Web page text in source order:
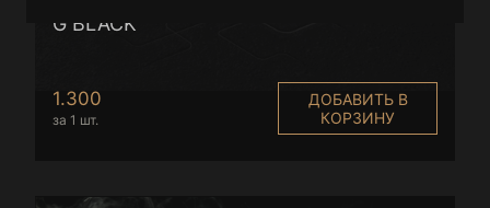
G BLACK
1.300
за 1 шт.
ДОБАВИТЬ В
КОРЗИНУ